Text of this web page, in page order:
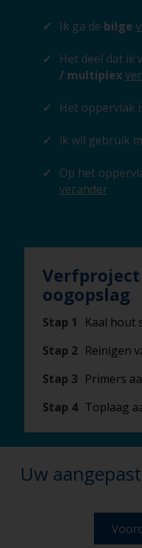
Ik ga de bilge
Het deel dat ik
/ multiplex
Het oppervlak
ik wil gebruik
Op het
verander
Verfproject
oogopslag
Stap 1
Kaal hout
Stap 2 Reinigen
Stap 3 Primers
Stap 4 Toplaag
Uw